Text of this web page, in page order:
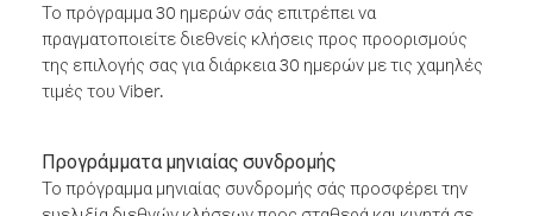
Το πρόγραμμα 30 ημερών σάς επιτρέπει να
πραγματοποιείτε διεθνείς κλήσεις προς προορισμούς
της επιλογής σας για διάρκεια 30 ημερών με τις χαμηλές
τιμές του Viber.
Προγράμματα μηνιαίας συνδρομής
Το πρόγραμμα μηνιαίας συνδρομής σάς προσφέρει την